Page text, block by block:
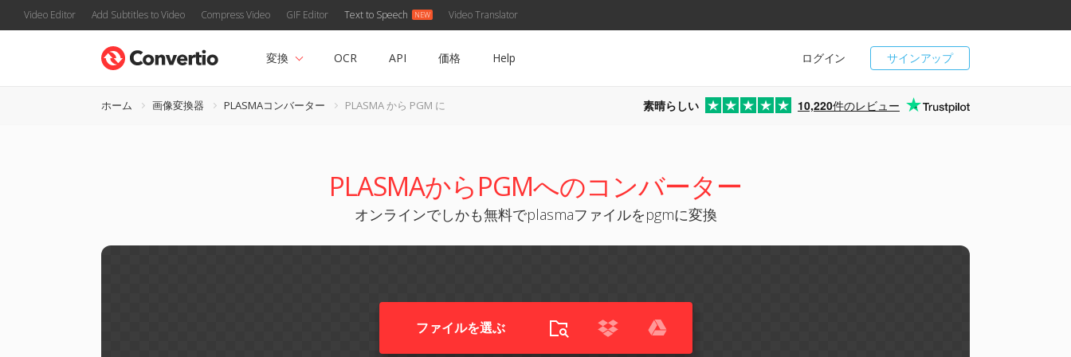
Video Editor Add Subtitles to Video Compress Video GIF Editor Text to Speech Video Translator
サインアップ
ログイン
変換 OCR API 価格 Help
ホーム 画像変換器 PLASMAコンバーター PLASMA から PGM に 素晴らしい 10,220件のレビュー
PLASMAからPGMへのコンバーター
オンラインでしかも無料でplasmaファイルをpgmに変換
ファイルを選ぶ